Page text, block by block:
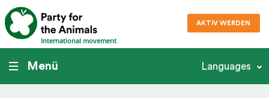
International movement
AKTIV WERDEN
Menü Languages